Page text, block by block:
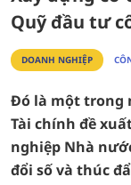
Quỹ đầu tư
DOANH NGHIỆP
Đó là một trong
Tài chính đề
nghiệp Nhà
đổi số và thúc